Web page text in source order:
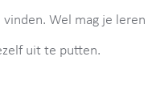
Wel mag je leren
uit te putten.